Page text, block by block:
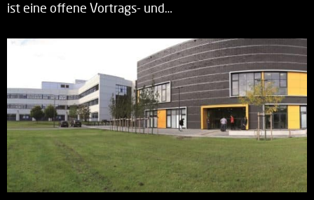
ist eine offene Vortrags- und…